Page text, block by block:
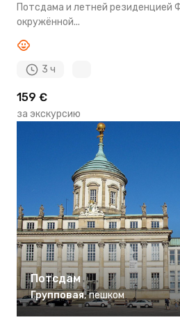
Потсдама и летней резиденцией
окружённой...
3 ч
159 €
за экскурсию
Потсдам
Групповая, пешком